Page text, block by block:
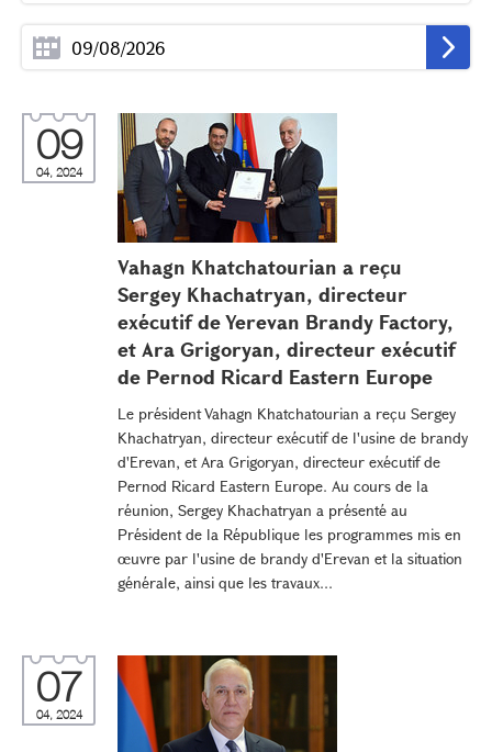
09
04, 2024
Vahagn Khatchatourian a reçu
Sergey Khachatryan, directeur
exécutif de Yerevan Brandy Factory,
et Ara Grigoryan, directeur exécutif
de Pernod Ricard Eastern Europe
Le président Vahagn Khatchatourian a reçu Sergey
Khachatryan, directeur exécutif de l'usine de brandy
d'Erevan, et Ara Grigoryan, directeur exécutif de
Pernod Ricard Eastern Europe. Au cours de la
réunion, Sergey Khachatryan a présenté au
Président de la République les programmes mis en
œuvre par l'usine de brandy d'Erevan et la situation
générale, ainsi que les travaux...
07
04, 2024